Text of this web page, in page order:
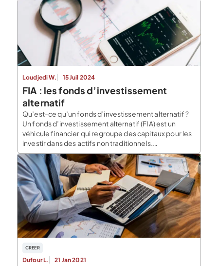
Loudjedi W. 15 Juil 2024
FIA : les fonds d’investissement
alternatif
Qu’est-ce qu’un fonds d’investissement alternatif ?
Un fonds d’investissement alternatif (FIA) est un
véhicule financier qui regroupe des capitaux pour les
investir dans des actifs non traditionnels.
Contrairement aux fonds classiques, qui investissent
principalement en actions et obligations, les FIA
peuvent investir dans une variété d’actifs comme
l’immobilier, les matières premières, le capital-
risque, et même […]
CREER
Dufour L. 21 Jan 2021